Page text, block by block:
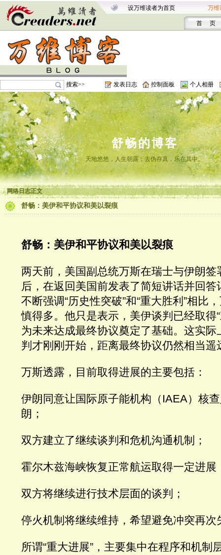
设万维读者为首页 万维
首 页
搜索>> 发表日志 控制面板 个人相册
舒畅的博客
天地悠悠，人生朝露；去伪存真，乐在其中。
网络日志正文
舒畅：美伊和平协议和美以裂痕
舒畅：美伊和平协议和美以裂痕
两天前，美国副总统万斯在瑞士与伊朗签
后，在返回美国前发表了简短讲话并回答
不断强调“历史性突破”和“重大胜利”相比
慎得多。他只是表示，美伊谈判已经取得
为未来达成最终协议奠定了基础。这实际
判才刚刚开始，距离最终协议仍然相当遥
万斯透露，目前取得进展的主要包括：
伊朗同意让国际原子能机构（IAEA）核
朗；
双方建立了继续谈判和危机沟通机制；
霍尔木兹海峡恢复正常航运取得一定进展
双方将继续进行技术层面的谈判；
停火机制将继续维持，希望避免冲突再次
所谓“重大进展”，主要集中在程序和机制